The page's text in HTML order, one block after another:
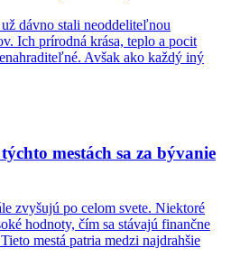
dávno stali neoddeliteľnou
Ich prírodná krása, teplo a pocit
Avšak ako každý iný
mestách sa za bývanie
zvyšujú po celom svete. Niektoré
hodnoty, čím sa stávajú finančne
mestá patria medzi najdrahšie